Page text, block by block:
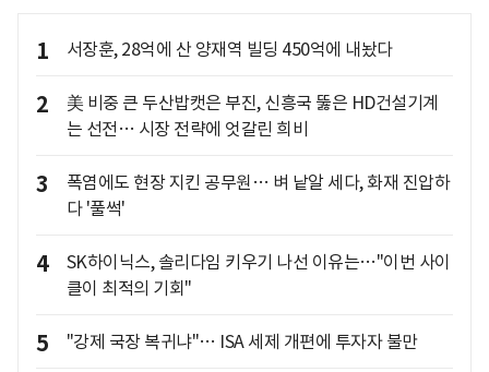
1 서장훈, 28억에 산 양재역 빌딩 450억에 내놨다
2
美 비중 큰 두산밥캣은 부진, 신흥국 뚫은 HD건설기계
는 선전… 시장 전략에 엇갈린 희비
3
폭염에도 현장 지킨 공무원… 벼 낱알 세다, 화재 진압하
다 '풀썩'
4
SK하이닉스, 솔리다임 키우기 나선 이유는…"이번 사이
클이 최적의 기회"
5 "강제 국장 복귀냐"… ISA 세제 개편에 투자자 불만